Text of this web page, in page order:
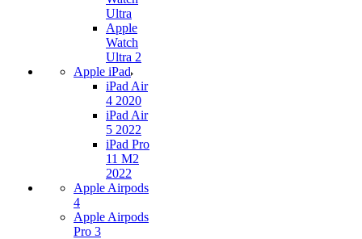
Ultra
Apple
Watch
Ultra 2
Apple iPad
iPad Air
4 2020
iPad Air
5 2022
iPad Pro
11 M2
2022
Apple Airpods
4
Apple Airpods
Pro 3